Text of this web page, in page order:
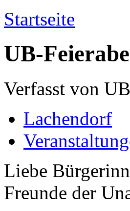
Startseite
UB-
Verfasst von
Lachendorf
Liebe
Freunde der